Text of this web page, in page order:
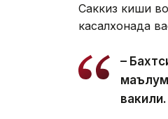
Саккиз киши
касалхонада
–
вакили.